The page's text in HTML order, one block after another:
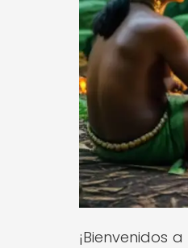
¡Bienvenidos a